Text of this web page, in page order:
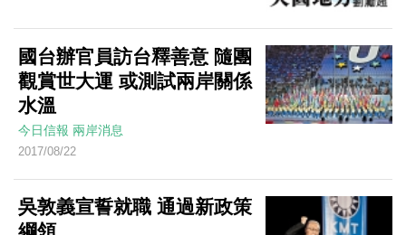
國台辦官員訪台釋善意 隨團
觀賞世大運 或測試兩岸關係
水溫
今日信報 兩岸消息
2017/08/22
吳敦義宣誓就職 通過新政策